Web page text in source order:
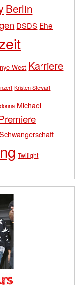
Berlin
DSDS Ehe
West Karriere
Kristen Stewart
Michael
Schwangerschaft
Twilight